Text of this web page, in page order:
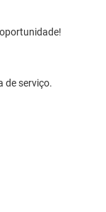
de serviço.